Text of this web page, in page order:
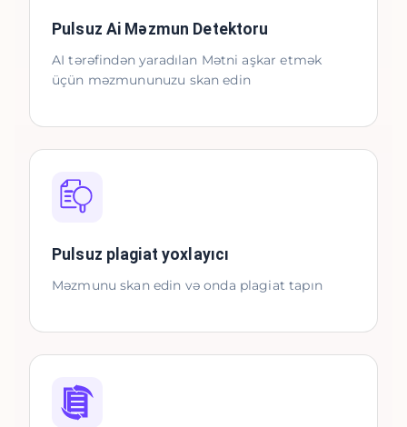
Pulsuz Ai Məzmun Detektoru
AI tərəfindən yaradılan Mətni aşkar etmək
üçün məzmununuzu skan edin
Pulsuz plagiat yoxlayıcı
Məzmunu skan edin və onda plagiat tapın